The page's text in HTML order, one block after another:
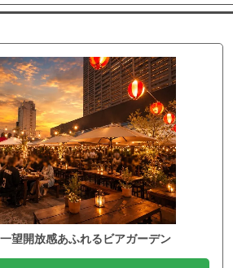
望開放感あふれるビアガーデン